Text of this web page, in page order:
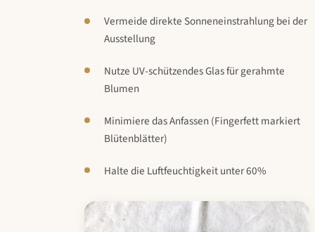
Vermeide direkte Sonneneinstrahlung bei der
Ausstellung
Nutze UV-schützendes Glas für gerahmte
Blumen
Minimiere das Anfassen (Fingerfett markiert
Blütenblätter)
Halte die Luftfeuchtigkeit unter 60%